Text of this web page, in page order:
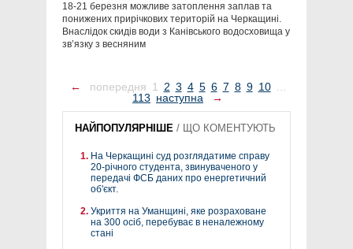
18-21 березня можливе затоплення заплав та
понижених прирічкових територій на Черкащині.
Внаслідок скидів води з Канівського водосховища у
зв’язку з весняним
← попередня 1 2 3 4 5 6 7 8 9 10 ...
113 наступна →
НАЙПОПУЛЯРНІШЕ / ЩО КОМЕНТУЮТЬ
На Черкащині суд розглядатиме справу
20-річного студента, звинуваченого у
передачі ФСБ даних про енергетичний
об'єкт.
Укриття на Уманщині, яке розраховане
на 300 осіб, перебуває в неналежному
стані